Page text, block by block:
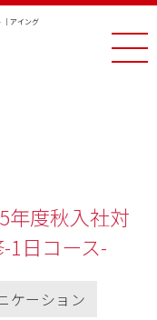
｜アイング
年度秋入社対
1日コース-
ケーション